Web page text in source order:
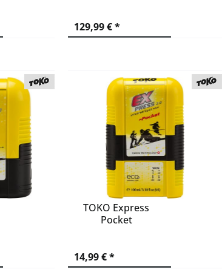
167
169
170
171
173
175
176
179
129,99 € *
TOKO Express
Pocket
14,99 € *